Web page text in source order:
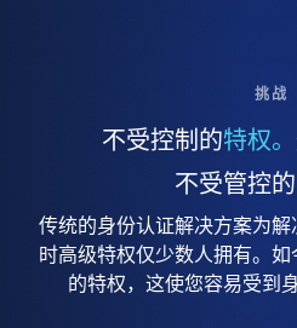
挑战
不受控制的特权。
不受管控的
传统的身份认证解决方案为
时高级特权仅少数人拥有。
的特权，这使您容易受到